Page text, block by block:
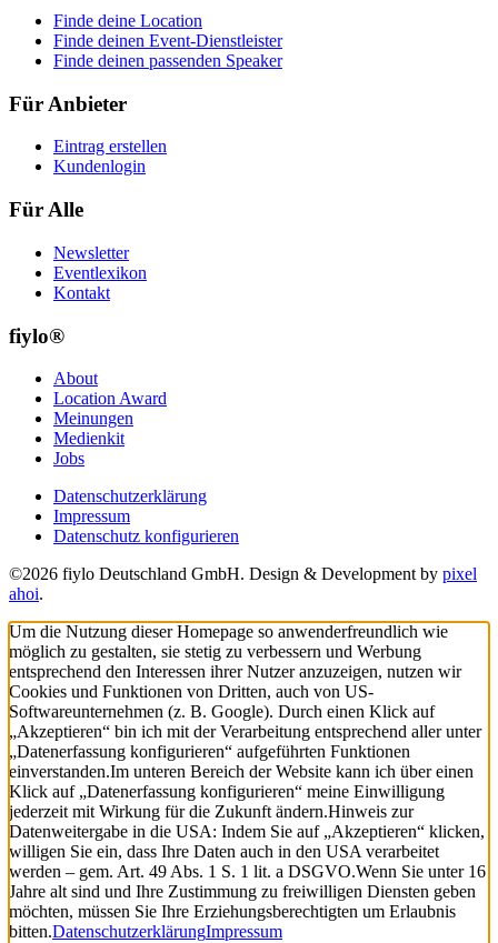
Finde deine Location
Finde deinen Event-Dienstleister
Finde deinen passenden Speaker
Für Anbieter
Eintrag erstellen
Kundenlogin
Für Alle
Newsletter
Eventlexikon
Kontakt
fiylo®
About
Location Award
Meinungen
Medienkit
Jobs
Datenschutzerklärung
Impressum
Datenschutz konfigurieren
©2026 fiylo Deutschland GmbH. Design & Development by pixel
ahoi.
Um die Nutzung dieser Homepage so anwenderfreundlich wie
möglich zu gestalten, sie stetig zu verbessern und Werbung
entsprechend den Interessen ihrer Nutzer anzuzeigen, nutzen wir
Cookies und Funktionen von Dritten, auch von US-
Softwareunternehmen (z. B. Google). Durch einen Klick auf
„Akzeptieren“ bin ich mit der Verarbeitung entsprechend aller unter
„Datenerfassung konfigurieren“ aufgeführten Funktionen
einverstanden.Im unteren Bereich der Website kann ich über einen
Klick auf „Datenerfassung konfigurieren“ meine Einwilligung
jederzeit mit Wirkung für die Zukunft ändern.Hinweis zur
Datenweitergabe in die USA: Indem Sie auf „Akzeptieren“ klicken,
willigen Sie ein, dass Ihre Daten auch in den USA verarbeitet
werden – gem. Art. 49 Abs. 1 S. 1 lit. a DSGVO.Wenn Sie unter 16
Jahre alt sind und Ihre Zustimmung zu freiwilligen Diensten geben
möchten, müssen Sie Ihre Erziehungsberechtigten um Erlaubnis
bitten.DatenschutzerklärungImpressum